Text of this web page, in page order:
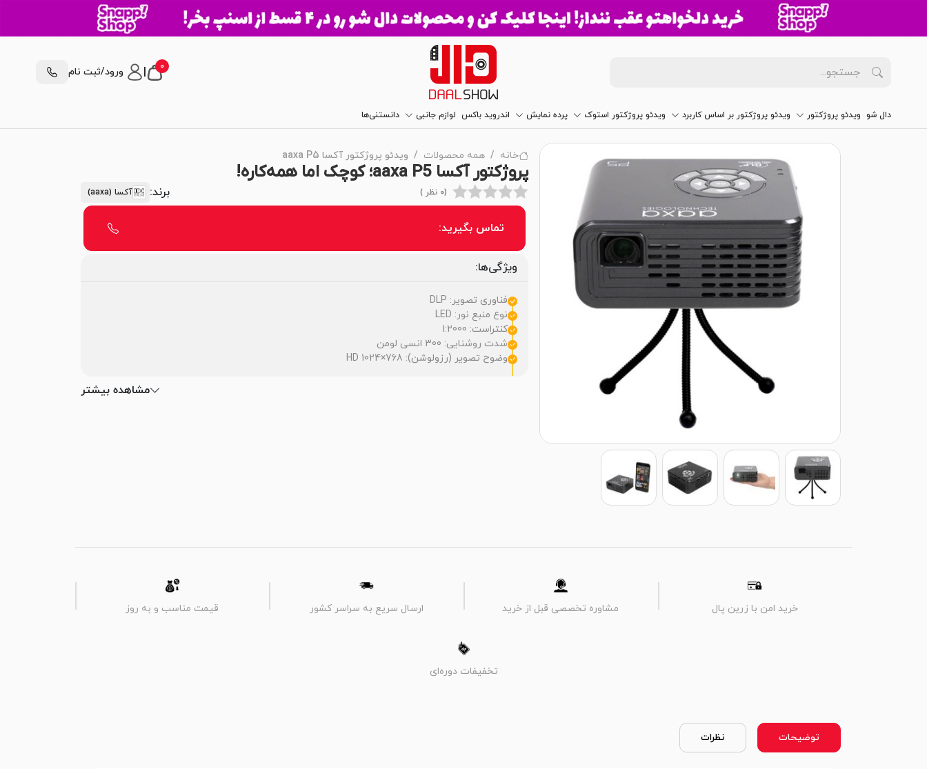
0
| ورود/ثبت نام
دال شو ویدئو پروژکتور ویدئو پروژکتور بر اساس کاربرد ویدئو پروژکتور استوک پرده نمایش اندروید باکس لوازم جانبی دانستنی‌ها
خانه همه محصولات ویدئو پروژکتور آکسا aaxa P5
پروژکتور آکسا aaxa P5؛ کوچک اما همه‌کاره!
(0 نظر ) برند: آکسا (aaxa)
تماس بگیرید:
ویژگی‌ها:
فناوری تصویر: DLP
نوع منبع نور: LED
کنتراست: 1:2000
شدت روشنایی: 300 انسی لومن
وضوح تصویر (رزولوشن): HD 1024×768
مشاهده بیشتر
خرید امن با زرین پال مشاوره تخصصی قبل از خرید ارسال سریع به سراسر کشور قیمت مناسب و به روز
تخفیفات دوره‌ای
توضیحات نظرات